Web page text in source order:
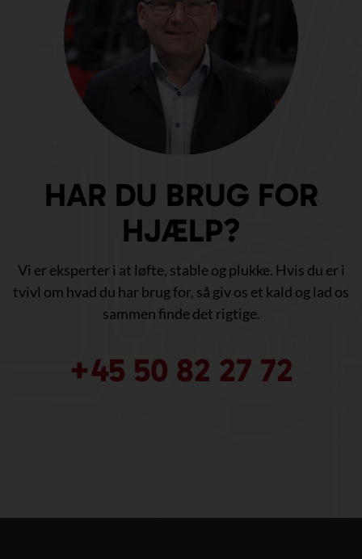
HAR DU BRUG FOR
HJÆLP?
Vi er eksperter i at løfte, stable og plukke. Hvis du er i
tvivl om hvad du har brug for, så giv os et kald og lad os
sammen finde det rigtige.
+45 50 82 27 72